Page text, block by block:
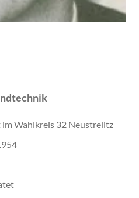
Wahlkreis 32 Neustrelitz